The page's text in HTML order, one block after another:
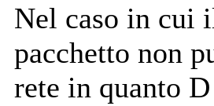
Nel caso in cui
pacchetto non
rete in quanto